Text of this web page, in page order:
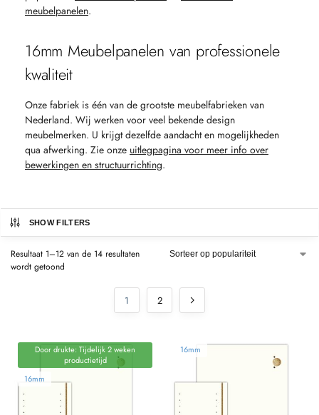
meubelpanelen.
16mm Meubelpanelen van professionele
kwaliteit
Onze fabriek is één van de grootste meubelfabrieken van
Nederland. Wij werken voor veel bekende design
meubelmerken. U krijgt dezelfde aandacht en mogelijkheden
qua afwerking. Zie onze uitlegpagina voor meer info over
bewerkingen en structuurrichting.
SHOW FILTERS
Resultaat 1–12 van de 14 resultaten
wordt getoond
1 2
Door drukte: Tijdelijk 2 weken
productietijd
16mm
16mm